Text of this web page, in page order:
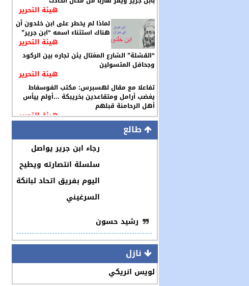
هيئة التحرير
لماذا لم يخطر على ابن خلدون أن
هناك استثناء اسمه “ابن جرير”
هيئة التحرير
“القشلة” الشارع المغتال يئن تجاره بين الركود
وجحافل المتسولين
هيئة التحرير
تفاعلا مع مقال لهسبرس: مكتب الفوسفاط
يغضب أرامل ومتقاعدين بخريبكة …أولم ييأس
أهل الرحامنة قبلهم
هيئة التحرير
طالع
رجاء ابن جرير يواصل
سلسلة انتصارته ويطيح
اليوم بفريق اتحاد لبانكة
السرغيني
رشيد حسون
نازل
لويس انريكي